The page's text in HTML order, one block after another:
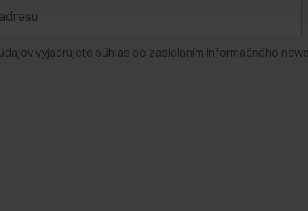
vyjadrujete súhlas so zasielaním informačného